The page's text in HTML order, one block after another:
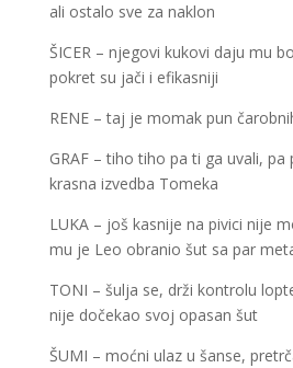
ali ostalo sve za naklon
ŠICER – njegovi kukovi daju mu
pokret su jači i efikasniji
RENE – taj je momak pun
GRAF – tiho tiho pa ti ga uvali, pa
krasna izvedba Tomeka
LUKA – još kasnije na pivici nije
mu je Leo obranio šut sa par
TONI – šulja se, drži kontrolu
nije dočekao svoj opasan šut
ŠUMI – moćni ulaz u šanse,